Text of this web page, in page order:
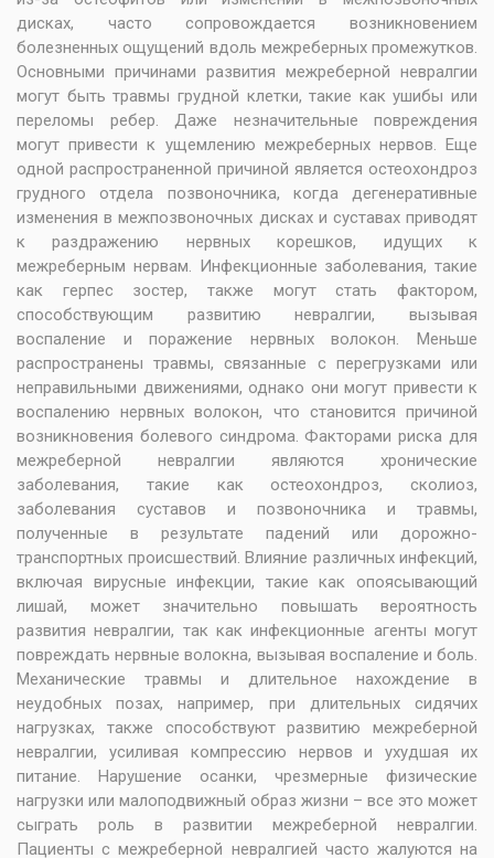
дисках, часто сопровождается возникновением
болезненных ощущений вдоль межреберных промежутков.
Основными причинами развития межреберной невралгии
могут быть травмы грудной клетки, такие как ушибы или
переломы ребер. Даже незначительные повреждения
могут привести к ущемлению межреберных нервов. Еще
одной распространенной причиной является остеохондроз
грудного отдела позвоночника, когда дегенеративные
изменения в межпозвоночных дисках и суставах приводят
к раздражению нервных корешков, идущих к
межреберным нервам. Инфекционные заболевания, такие
как герпес зостер, также могут стать фактором,
способствующим развитию невралгии, вызывая
воспаление и поражение нервных волокон. Меньше
распространены травмы, связанные с перегрузками или
неправильными движениями, однако они могут привести к
воспалению нервных волокон, что становится причиной
возникновения болевого синдрома. Факторами риска для
межреберной невралгии являются хронические
заболевания, такие как остеохондроз, сколиоз,
заболевания суставов и позвоночника и травмы,
полученные в результате падений или дорожно-
транспортных происшествий. Влияние различных инфекций,
включая вирусные инфекции, такие как опоясывающий
лишай, может значительно повышать вероятность
развития невралгии, так как инфекционные агенты могут
повреждать нервные волокна, вызывая воспаление и боль.
Механические травмы и длительное нахождение в
неудобных позах, например, при длительных сидячих
нагрузках, также способствуют развитию межреберной
невралгии, усиливая компрессию нервов и ухудшая их
питание. Нарушение осанки, чрезмерные физические
нагрузки или малоподвижный образ жизни – все это может
сыграть роль в развитии межреберной невралгии.
Пациенты с межреберной невралгией часто жалуются на